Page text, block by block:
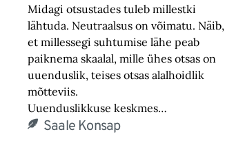
Midagi otsustades tuleb millestki
lähtuda. Neutraalsus on võimatu. Näib,
et millessegi suhtumise lähe peab
paiknema skaalal, mille ühes otsas on
uuenduslik, teises otsas alalhoidlik
mõtteviis.
Uuenduslikkuse keskmes…
Saale Konsap